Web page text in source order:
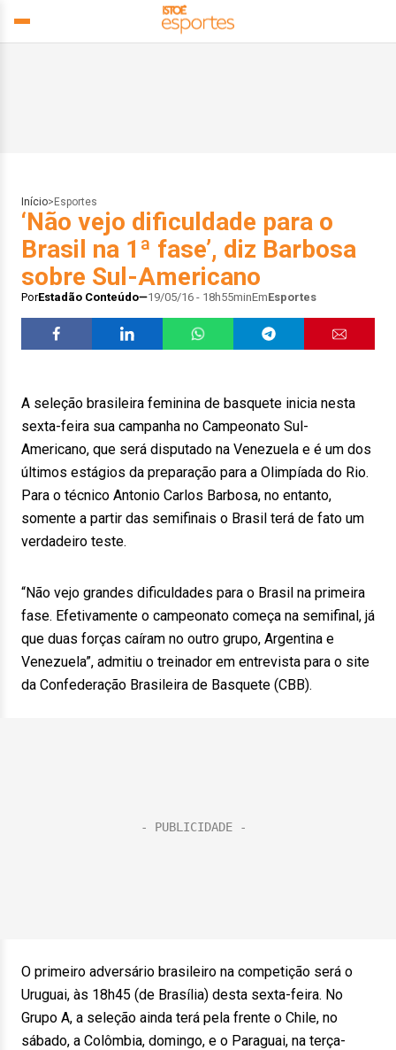
Início> Esportes
‘Não vejo dificuldade para o
Brasil na 1ª fase’, diz Barbosa
sobre Sul-Americano
PorEstadão Conteúdo 19/05/16 - 18h55minEmEsportes
A seleção brasileira feminina de basquete inicia nesta
sexta-feira sua campanha no Campeonato Sul-
Americano, que será disputado na Venezuela e é um dos
últimos estágios da preparação para a Olimpíada do Rio.
Para o técnico Antonio Carlos Barbosa, no entanto,
somente a partir das semifinais o Brasil terá de fato um
verdadeiro teste.
“Não vejo grandes dificuldades para o Brasil na primeira
fase. Efetivamente o campeonato começa na semifinal, já
que duas forças caíram no outro grupo, Argentina e
Venezuela”, admitiu o treinador em entrevista para o site
da Confederação Brasileira de Basquete (CBB).
O primeiro adversário brasileiro na competição será o
Uruguai, às 18h45 (de Brasília) desta sexta-feira. No
Grupo A, a seleção ainda terá pela frente o Chile, no
sábado, a Colômbia, domingo, e o Paraguai, na terça-